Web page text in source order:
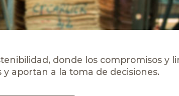
donde los compromisos y
aportan a la toma de decisiones.